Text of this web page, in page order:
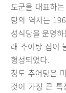
도군을 대표하
탕의 역사는
성식당을 운영
래 추어탕 집이
형성되었다.
청도 추어탕은
것이 가장 큰 특